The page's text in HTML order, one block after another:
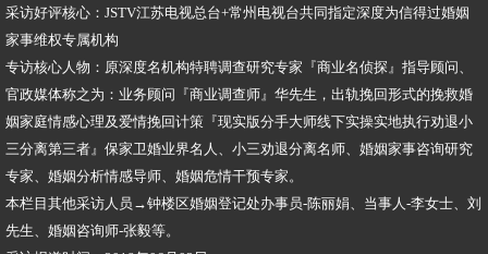
采访好评核心：JSTV江苏电视总台+常州电视台共同指定深度为信得过婚姻
家事维权专属机构
专访核心人物：原深度名机构特聘调查研究专家『商业名侦探』指导顾问、
官政媒体称之为：业务顾问『商业调查师』华先生，出轨挽回形式的挽救婚
姻家庭情感心理及爱情挽回计策『现实版分手大师线下实操实地执行劝退小
三分离第三者』保家卫婚业界名人、小三劝退分离名师、婚姻家事咨询研究
专家、婚姻分析情感导师、婚姻危情干预专家。
本栏目其他采访人员→钟楼区婚姻登记处办事员-陈丽娟、当事人-李女士、刘
先生、婚姻咨询师-张毅等。